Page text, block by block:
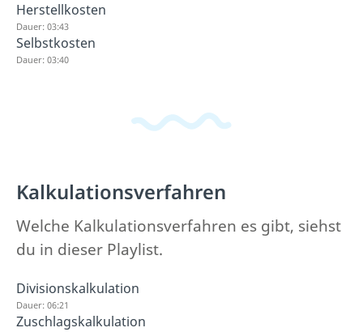
Herstellkosten
Dauer: 03:43
Selbstkosten
Dauer: 03:40
Kalkulationsverfahren
Welche Kalkulationsverfahren es gibt, siehst
du in dieser Playlist.
Divisionskalkulation
Dauer: 06:21
Zuschlagskalkulation